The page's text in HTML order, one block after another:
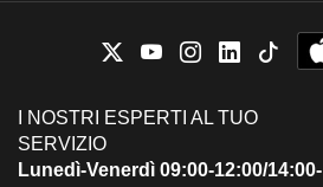
I NOSTRI ESPERTI AL TUO
SERVIZIO
Lunedì-Venerdì 09:00-12:00/14:00-